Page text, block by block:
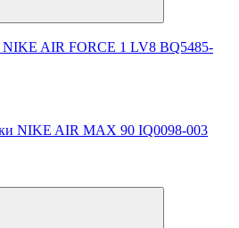
NIKE AIR FORCE 1 LV8 BQ5485-